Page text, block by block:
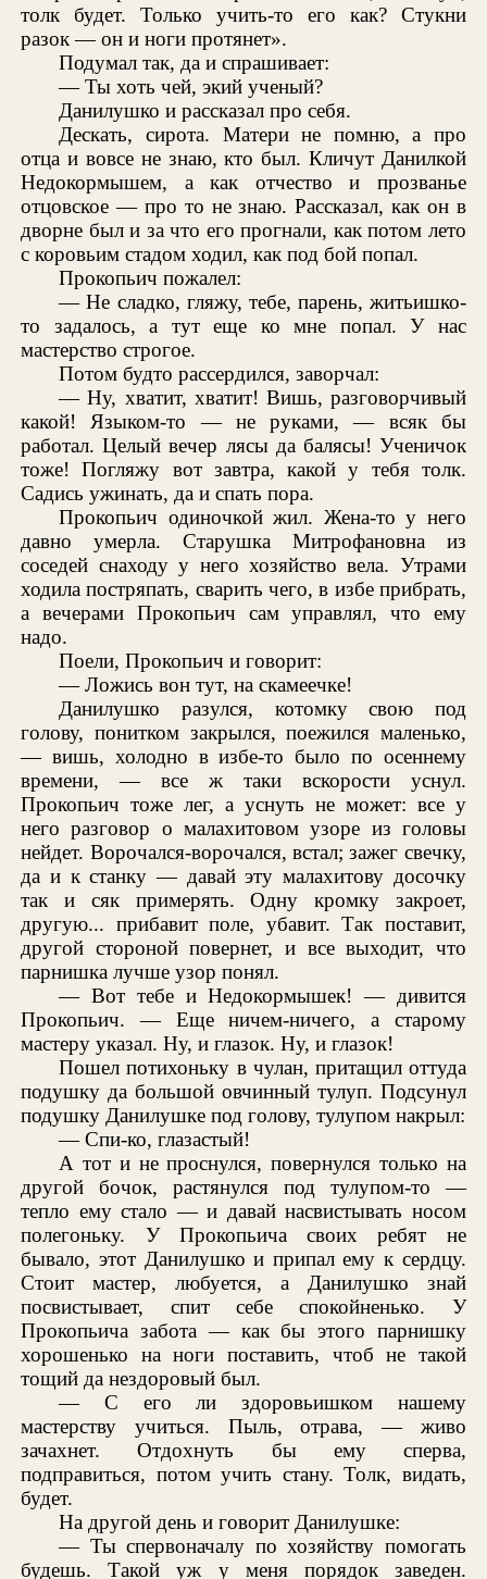
толк будет. Только учить-то его как? Стукни
разок — он и ноги протянет».
Подумал так, да и спрашивает:
— Ты хоть чей, экий ученый?
Данилушко и рассказал про себя.
Дескать, сирота. Матери не помню, а про
отца и вовсе не знаю, кто был. Кличут Данилкой
Недокормышем, а как отчество и прозванье
отцовское — про то не знаю. Рассказал, как он в
дворне был и за что его прогнали, как потом лето
с коровьим стадом ходил, как под бой попал.
Прокопьич пожалел:
— Не сладко, гляжу, тебе, парень, житьишко-
то задалось, а тут еще ко мне попал. У нас
мастерство строгое.
Потом будто рассердился, заворчал:
— Ну, хватит, хватит! Вишь, разговорчивый
какой! Языком-то — не руками, — всяк бы
работал. Целый вечер лясы да балясы! Ученичок
тоже! Погляжу вот завтра, какой у тебя толк.
Садись ужинать, да и спать пора.
Прокопьич одиночкой жил. Жена-то у него
давно умерла. Старушка Митрофановна из
соседей снаходу у него хозяйство вела. Утрами
ходила постряпать, сварить чего, в избе прибрать,
а вечерами Прокопьич сам управлял, что ему
надо.
Поели, Прокопьич и говорит:
— Ложись вон тут, на скамеечке!
Данилушко разулся, котомку свою под
голову, понитком закрылся, поежился маленько,
— вишь, холодно в избе-то было по осеннему
времени, — все ж таки вскорости уснул.
Прокопьич тоже лег, а уснуть не может: все у
него разговор о малахитовом узоре из головы
нейдет. Ворочался-ворочался, встал; зажег свечку,
да и к станку — давай эту малахитову досочку
так и сяк примерять. Одну кромку закроет,
другую... прибавит поле, убавит. Так поставит,
другой стороной повернет, и все выходит, что
парнишка лучше узор понял.
— Вот тебе и Недокормышек! — дивится
Прокопьич. — Еще ничем-ничего, а старому
мастеру указал. Ну, и глазок. Ну, и глазок!
Пошел потихоньку в чулан, притащил оттуда
подушку да большой овчинный тулуп. Подсунул
подушку Данилушке под голову, тулупом накрыл:
— Спи-ко, глазастый!
А тот и не проснулся, повернулся только на
другой бочок, растянулся под тулупом-то —
тепло ему стало — и давай насвистывать носом
полегоньку. У Прокопьича своих ребят не
бывало, этот Данилушко и припал ему к сердцу.
Стоит мастер, любуется, а Данилушко знай
посвистывает, спит себе спокойненько. У
Прокопьича забота — как бы этого парнишку
хорошенько на ноги поставить, чтоб не такой
тощий да нездоровый был.
— С его ли здоровьишком нашему
мастерству учиться. Пыль, отрава, — живо
зачахнет. Отдохнуть бы ему сперва,
подправиться, потом учить стану. Толк, видать,
будет.
На другой день и говорит Данилушке:
— Ты спервоначалу по хозяйству помогать
будешь. Такой уж у меня порядок заведен.